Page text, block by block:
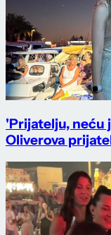
'Prijatelju, neću
Oliverova